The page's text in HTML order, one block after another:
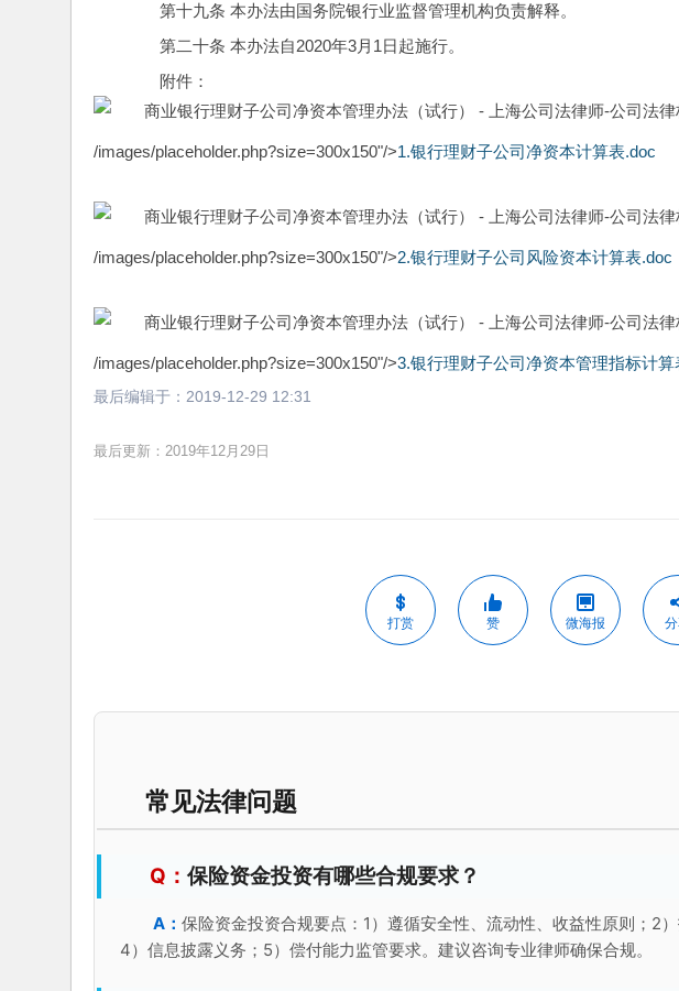
第十九条 本办法由国务院银行业监督管理机构负责解释。
第二十条 本办法自2020年3月1日起施行。
附件：
/images/placeholder.php?size=300x150"/>1.银行理财子公司净资本计算表.doc
/images/placeholder.php?size=300x150"/>2.银行理财子公司风险资本计算表.doc
/images/placeholder.php?size=300x150"/>3.银行理财子公司净资本管理指标计算
最后编辑于： 2019-12-29 12:31
最后更新：2019年12月29日
打赏 赞 微海报
常见法律问题
保险资金投资有哪些合规要求？
保险资金投资合规要点：1）遵循安全性、流动性、收益性原则；2
4）信息披露义务；5）偿付能力监管要求。建议咨询专业律师确保合规。